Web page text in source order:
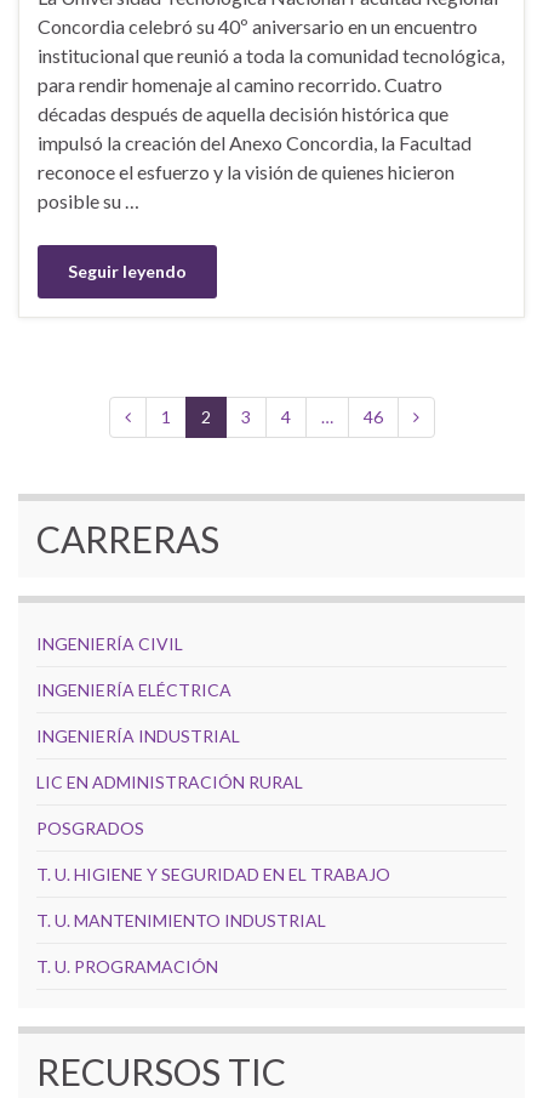
Concordia celebró su 40º aniversario en un encuentro
institucional que reunió a toda la comunidad tecnológica,
para rendir homenaje al camino recorrido. Cuatro
décadas después de aquella decisión histórica que
impulsó la creación del Anexo Concordia, la Facultad
reconoce el esfuerzo y la visión de quienes hicieron
posible su …
Seguir leyendo
1 2 3 4 … 46
CARRERAS
INGENIERÍA CIVIL
INGENIERÍA ELÉCTRICA
INGENIERÍA INDUSTRIAL
LIC EN ADMINISTRACIÓN RURAL
POSGRADOS
T. U. HIGIENE Y SEGURIDAD EN EL TRABAJO
T. U. MANTENIMIENTO INDUSTRIAL
T. U. PROGRAMACIÓN
RECURSOS TIC